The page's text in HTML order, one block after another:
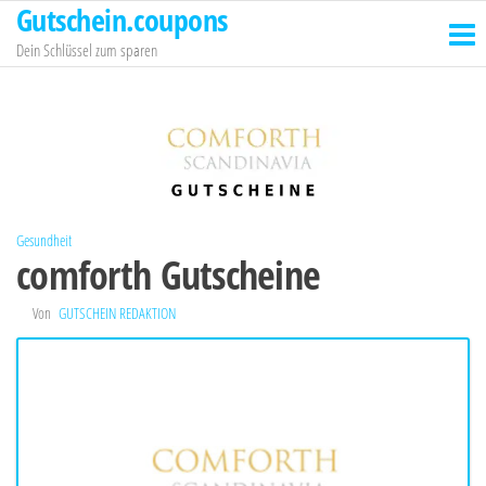
Zum
Inhalt
springen
Gutschein.coupons
Dein Schlüssel zum sparen
Gesundheit
comforth Gutscheine
Von GUTSCHEIN REDAKTION